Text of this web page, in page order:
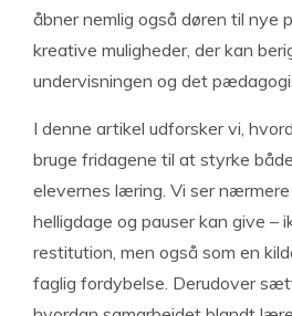
åbner nemlig også døren til nye
kreative muligheder, der kan
undervisningen og det
I denne artikel udforsker vi,
bruge fridagene til at styrke
elevernes læring. Vi ser
helligdage og pauser kan give –
restitution, men også som en
faglig fordybelse. Derudover